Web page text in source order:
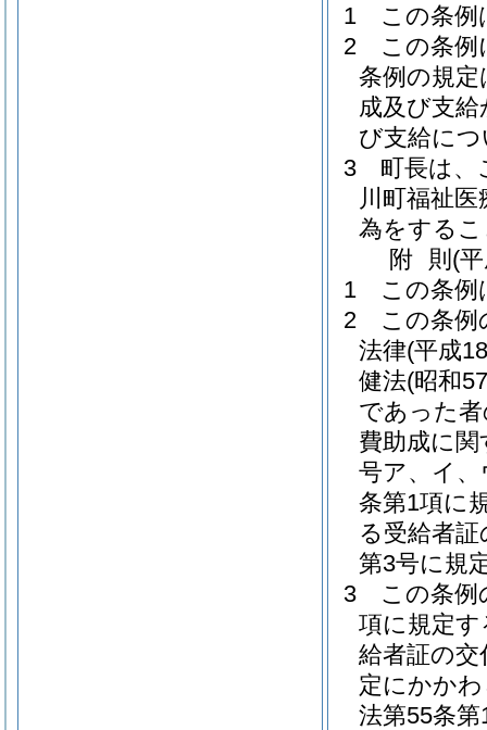
1
この条例
2
この条例
条例の規定
成及び支
び支給に
3
町長は、
川町福祉
為をする
附 則 (
1
この条例
2
この条例
法律(平成
健法(昭和
であった
費助成に
号ア、イ
条第1項に
る受給者
第3号に規
3
この条例
項に規定
給者証の
定にかか
法第55条